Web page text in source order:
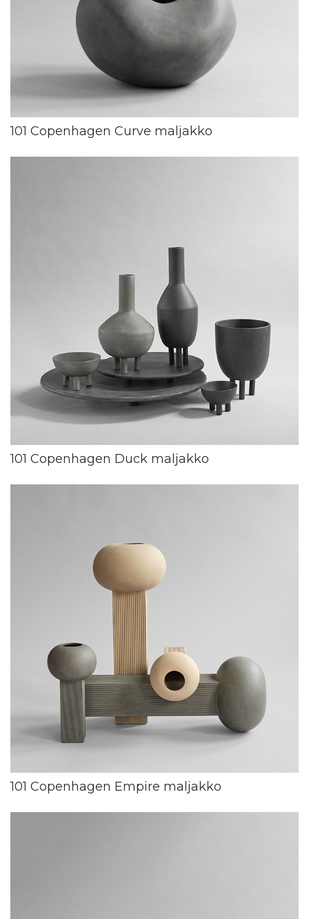
101 Copenhagen Curve maljakko
101 Copenhagen Duck maljakko
101 Copenhagen Empire maljakko